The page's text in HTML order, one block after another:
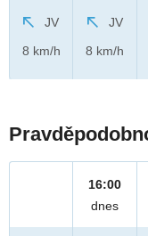
JV
8 km/h
JV
8 km/h
16:00
dnes